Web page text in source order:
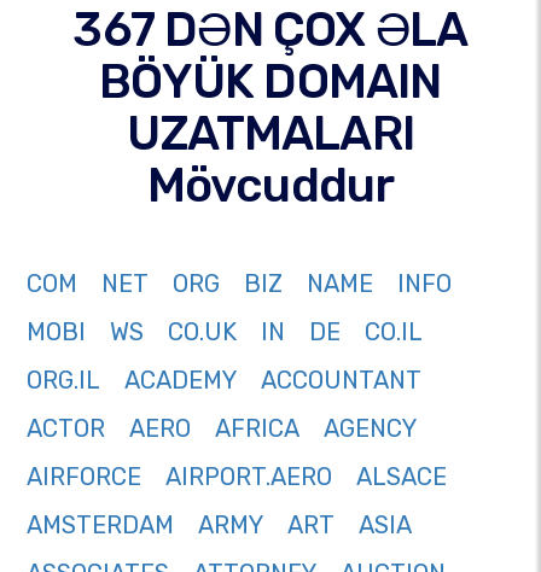
367 DƏN ÇOX ƏLA
BÖYÜK DOMAIN
UZATMALARI
Mövcuddur
COM NET ORG BIZ NAME
INFO
MOBI
WS CO.UK IN DE
CO.IL
ORG.IL
ACADEMY
ACCOUNTANT
ACTOR
AERO AFRICA
AGENCY
AIRFORCE
AIRPORT.AERO
ALSACE
AMSTERDAM
ARMY ART
ASIA